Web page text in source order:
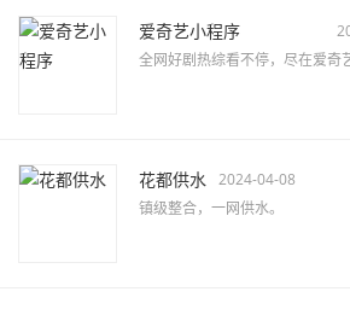
爱奇艺小程序
全网好剧热综看不停，尽在爱奇
花都供水
2024-04-08
镇级整合，一网供水。